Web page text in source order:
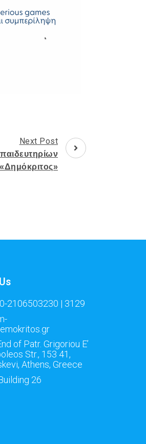
Next Post
2106503230 | 3129
of Patr. Grigoriou E’
Str., 153 41,
Athens, Greece
26